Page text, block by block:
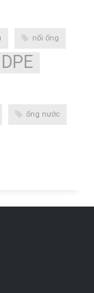
nối ống
ống nước